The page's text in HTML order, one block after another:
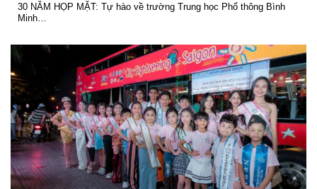
30 NĂM HỌP MẶT: Tự hào về trường Trung học Phổ thông Bình
Minh…